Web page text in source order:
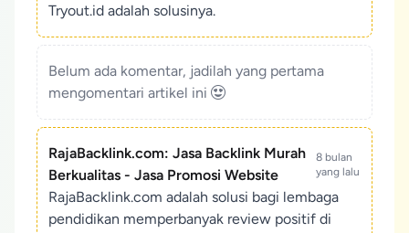
Tryout.id adalah solusinya.
Belum ada komentar, jadilah yang pertama
mengomentari artikel ini
RajaBacklink.com: Jasa Backlink Murah
Berkualitas - Jasa Promosi Website
8 bulan
yang lalu
RajaBacklink.com adalah solusi bagi lembaga
pendidikan memperbanyak review positif di